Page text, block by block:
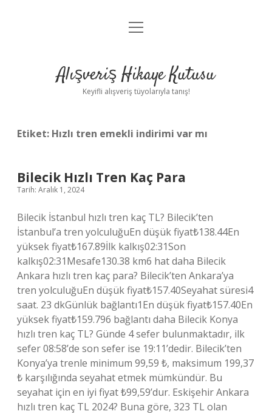
Anasayfa
Yasal Uyarı
menüyü
Alışveriş Hikaye Kutusu
Keyifli alışveriş tüyolarıyla tanış!
Etiket: Hızlı tren emekli indirimi var mı
Bilecik Hızlı Tren Kaç Para
Tarih: Aralık 1, 2024
Bilecik İstanbul hızlı tren kaç TL? Bilecik’ten
İstanbul’a tren yolculuğuEn düşük fiyat₺138.44En
yüksek fiyat₺167.89İlk kalkış02:31Son
kalkış02:31Mesafe130.38 km6 hat daha Bilecik
Ankara hızlı tren kaç para? Bilecik’ten Ankara’ya
tren yolculuğuEn düşük fiyat₺157.40Seyahat süresi4
saat. 23 dkGünlük bağlantı1En düşük fiyat₺157.40En
yüksek fiyat₺159.796 bağlantı daha Bilecik Konya
hızlı tren kaç TL? Günde 4 sefer bulunmaktadır, ilk
sefer 08:58’de son sefer ise 19:11’dedir. Bilecik’ten
Konya’ya trenle minimum 99,59 ₺, maksimum 199,37
₺ karşılığında seyahat etmek mümkündür. Bu
seyahat için en iyi fiyat ₺99,59’dur. Eskişehir Ankara
hızlı tren kaç TL 2024? Buna göre, 323 TL olan